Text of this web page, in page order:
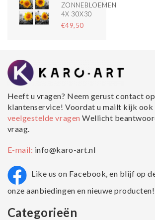
ZONNEBLOEMEN,
4X 30X30
€49,50
Heeft u vragen? Neem gerust contact
klantenservice! Voordat u mailt kijk ook
veelgestelde vragenWellicht
vraag.
E-mail: info@karo-art.nl
Like us on Facebook, en blijf op
onze aanbiedingen en nieuwe producten!
Categorieën